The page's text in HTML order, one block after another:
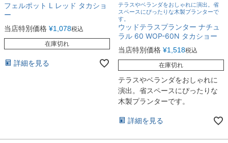
フェルポット L レッド タカショ
ー
当店特別価格 ¥1,078税込
在庫切れ
詳細を見る
テラスやベランダをおしゃれに演出。省
スペースにぴったりな木製プランターで
す。
ウッドテラスプランター ナチュ
ラル 60 WOP-60N タカショー
当店特別価格 ¥1,518税込
在庫切れ
テラスやベランダをおしゃれに
演出。省スペースにぴったりな
木製プランターです。
詳細を見る